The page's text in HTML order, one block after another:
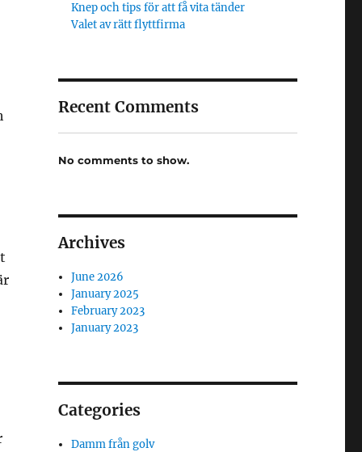
Knep och tips för att få vita tänder
Valet av rätt flyttfirma
Recent Comments
No comments to show.
Archives
June 2026
January 2025
February 2023
January 2023
Categories
Damm från golv